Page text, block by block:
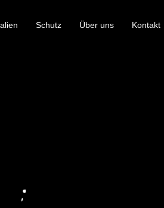
Schutz Über uns Kontakt